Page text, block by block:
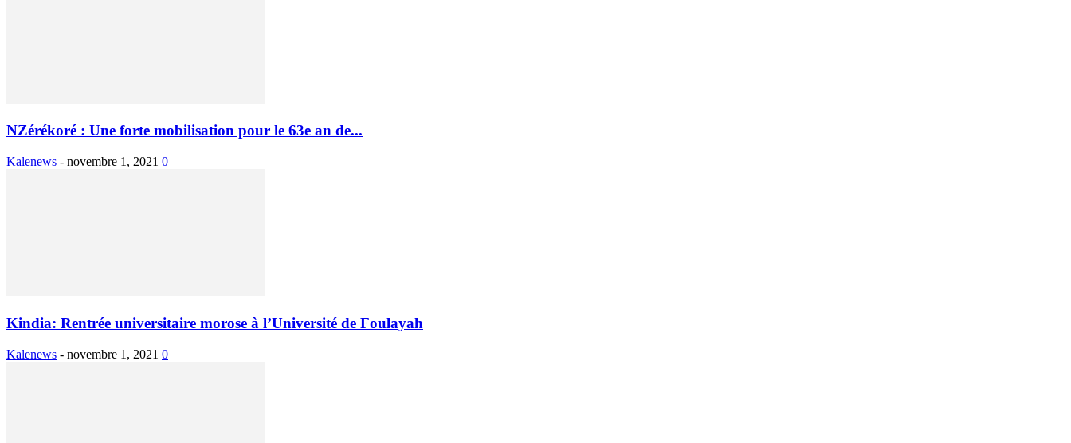
NZérékoré : Une forte mobilisation pour le 63e an de...
Kalenews - novembre 1, 2021 0
Kindia: Rentrée universitaire morose à l’Université de Foulayah
Kalenews - novembre 1, 2021 0